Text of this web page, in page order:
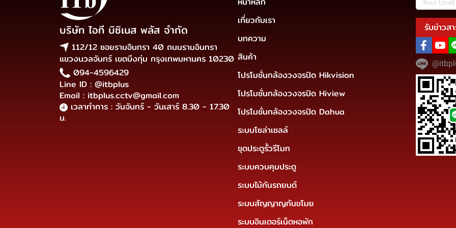
บริษัท ไอที บิซิเนส พลัส จำกัด
112/12 ซอยรามอินทรา 40 ถนนรามอินทรา
แขวงนวลจันทร์ เขตบึงกุ่ม กรุงเทพมหานคร 10230
094-4596429
Line ID : @itbplus
Email : itbplus.cctv@gmail.com
เวลาทำการ : วันจันทร์ - วันเสาร์ 8.30 - 17.30
น.
เกี่ยวกับเรา
บทความ
สินค้า
โปรโมชั่นกล้องวงจรปิด Hikvision
โปรโมชั่นกล้องวงจรปิด Hiview
โปรโมชั่นกล้องวงจรปิด Dahua
ระบบโซล่าเซลล์
ชุดประตูรั้วรีโมท
ระบบควบคุมประตู
ระบบไม้กันรถยนต์
ระบบสัญญาญกันขโมย
ระบบอินเตอร์เน็ตหอพัก
รับข่าวส